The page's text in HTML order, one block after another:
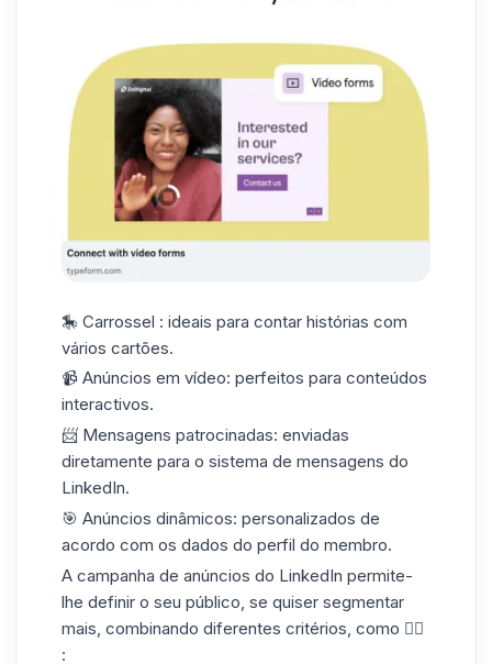
🎠 Carrossel : ideais para contar histórias com
vários cartões.
📹 Anúncios em vídeo: perfeitos para conteúdos
interactivos.
📨 Mensagens patrocinadas: enviadas
diretamente para o sistema de mensagens do
LinkedIn.
🎯 Anúncios dinâmicos: personalizados de
acordo com os dados do perfil do membro.
A campanha de anúncios do LinkedIn permite-
lhe definir o seu público, se quiser segmentar
mais, combinando diferentes critérios, como 👇🏻
: